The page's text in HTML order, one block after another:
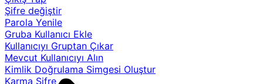
Şifre değiştir
Parola Yenile
Gruba Kullanıcı Ekle
Kullanıcıyı Gruptan Çıkar
Mevcut Kullanıcıyı Alın
Kimlik Doğrulama Simgesi Oluştur
Karma Şifre